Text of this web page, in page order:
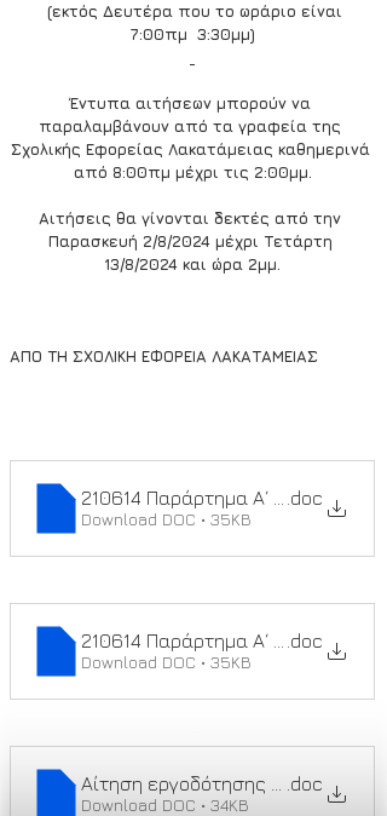
(εκτός Δευτέρα που το ωράριο είναι
7:00πμ  3:30μμ)
Έντυπα αιτήσεων μπορούν να
παραλαμβάνουν από τα γραφεία της
Σχολικής Εφορείας Λακατάμειας καθημερινά
από 8:00πμ μέχρι τις 2:00μμ.
Αιτήσεις θα γίνονται δεκτές από την
Παρασκευή 2/8/2024 μέχρι Τετάρτη
13/8/2024 και ώρα 2μμ.
ΑΠΟ ΤΗ ΣΧΟΛΙΚΗ ΕΦΟΡΕΙΑ ΛΑΚΑΤΑΜΕΙΑΣ
210614 Παράρτημα Α΄ - Αίτηση
.doc
Download DOC • 35KB
210614 Παράρτημα Α΄ - Αίτηση
.doc
Download DOC • 35KB
Αίτηση εργοδότησης αδειούχου
.doc
Download DOC • 34KB